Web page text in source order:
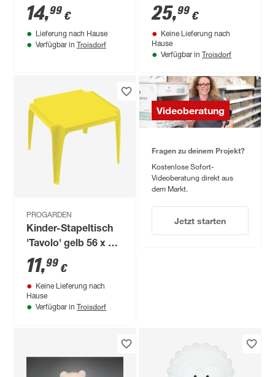
weiß 12 cm, mit
Farbwechsler
14,99 €
Lieferung nach Hause
Verfügbar in Troisdorf
K warmweiß + RGB
25,99 €
Keine Lieferung nach
Hause
Verfügbar in Troisdorf
PROGARDEN
Kinder-Stapeltisch
'Tavolo' gelb 56 x 52
x 44 cm
11,99 €
Keine Lieferung nach
Hause
Verfügbar in Troisdorf
Videoberatung
Fragen zu deinem Projekt?
Kostenlose Sofort-
Videoberatung direkt aus
dem Markt.
Jetzt starten